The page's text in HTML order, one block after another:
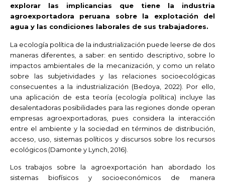
explorar las implicancias que tiene la industria
agroexportadora peruana sobre la explotación del
agua y las condiciones laborales de sus trabajadores.
La ecología política de la industrialización puede leerse de dos
maneras diferentes, a saber: en sentido descriptivo, sobre lo
impactos ambientales de la mecanización, y como un relato
sobre las subjetividades y las relaciones socioecológicas
consecuentes a la industrialización (Bedoya, 2022). Por ello,
una aplicación de esta teoría (ecología política) incluye las
desalentadoras posibilidades para las regiones donde operan
empresas agroexportadoras, pues considera la interacción
entre el ambiente y la sociedad en términos de distribución,
acceso, uso, sistemas políticos y discursos sobre los recursos
ecológicos (Damonte y Lynch, 2016).
Los trabajos sobre la agroexportación han abordado los
sistemas biofísicos y socioeconómicos de manera